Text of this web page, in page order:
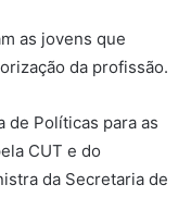
as jovens que
da profissão.
de Políticas para as
CUT e do
da Secretaria de